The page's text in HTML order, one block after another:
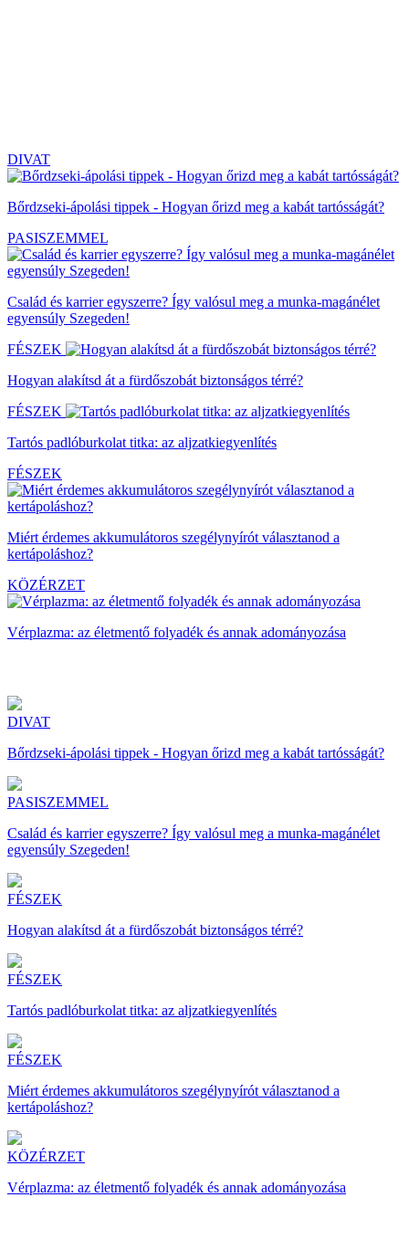
DIVAT
Bőrdzseki-ápolási tippek - Hogyan őrizd meg a kabát tartósságát?
PASISZEMMEL
Család és karrier egyszerre? Így valósul meg a munka-magánélet
egyensúly Szegeden!
FÉSZEK
Hogyan alakítsd át a fürdőszobát biztonságos térré?
FÉSZEK
Tartós padlóburkolat titka: az aljzatkiegyenlítés
FÉSZEK
Miért érdemes akkumulátoros szegélynyírót választanod a
kertápoláshoz?
KÖZÉRZET
Vérplazma: az életmentő folyadék és annak adományozása
DIVAT
Bőrdzseki-ápolási tippek - Hogyan őrizd meg a kabát tartósságát?
PASISZEMMEL
Család és karrier egyszerre? Így valósul meg a munka-magánélet
egyensúly Szegeden!
FÉSZEK
Hogyan alakítsd át a fürdőszobát biztonságos térré?
FÉSZEK
Tartós padlóburkolat titka: az aljzatkiegyenlítés
FÉSZEK
Miért érdemes akkumulátoros szegélynyírót választanod a
kertápoláshoz?
KÖZÉRZET
Vérplazma: az életmentő folyadék és annak adományozása